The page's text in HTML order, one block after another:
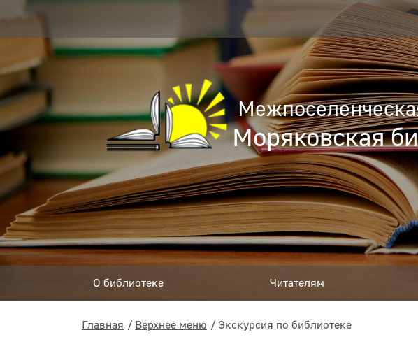
Моряковская
О библиотеке Читателям
Главная Верхнее меню Экскурсия по библиотекe